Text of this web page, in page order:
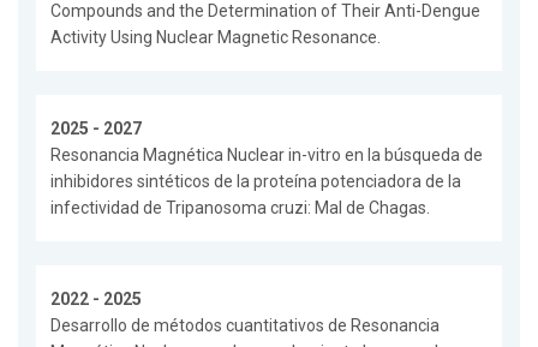
Compounds and the Determination of Their Anti-Dengue
Activity Using Nuclear Magnetic Resonance.
2025 - 2027
Resonancia Magnética Nuclear in-vitro en la búsqueda de
inhibidores sintéticos de la proteína potenciadora de la
infectividad de Tripanosoma cruzi: Mal de Chagas.
2022 - 2025
Desarrollo de métodos cuantitativos de Resonancia